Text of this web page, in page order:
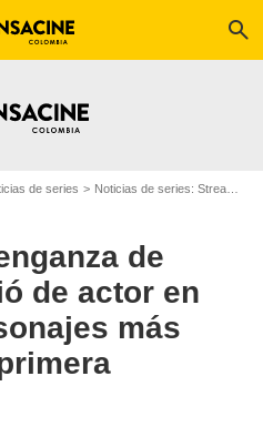
search
de series Noticias de series: Streaming
de
de actor en
más